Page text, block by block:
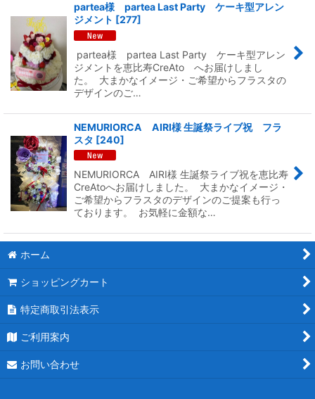
並び順
絞り込む
partea様 partea Last Party ケーキ型アレン
ジメント [277]
partea様 partea Last Party ケーキ型アレン
ジメントを恵比寿CreAto へお届けしまし
た。 大まかなイメージ・ご希望からフラスタの
デザインのご…
NEMURIORCA AIRI様 生誕祭ライブ祝 フラ
スタ [240]
NEMURIORCA AIRI様 生誕祭ライブ祝を恵比寿
CreAtoへお届けしました。 大まかなイメージ・
ご希望からフラスタのデザインのご提案も行っ
ております。 お気軽に金額な…
ホーム
ショッピングカート
特定商取引法表示
ご利用案内
お問い合わせ